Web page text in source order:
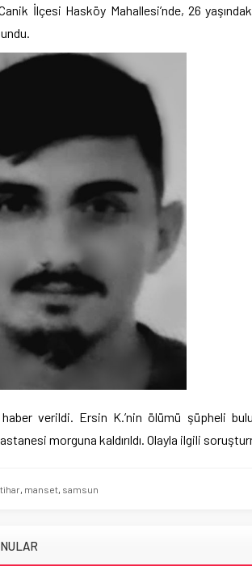
İlçesi Hasköy Mahallesi’nde, 26
verildi. Ersin K.’nin ölümü şüpheli
morguna kaldırıldı. Olayla ilgili
manset samsun